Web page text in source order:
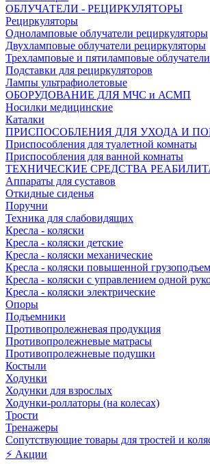
ОБЛУЧАТЕЛИ - РЕЦИРКУЛЯТОРЫ
Рециркуляторы
Одноламповые облучатели рециркуляторы
Двухламповые облучатели рециркуляторы
Трехламповые и пятиламповые
Подставки для рециркуляторов
Лампы ультрафиолетовые
ОБОРУДОВАНИЕ ДЛЯ МЧС и АСМП
Носилки медицинские
Каталки
ПРИСПОСОБЛЕНИЯ ДЛЯ УХОДА И
Приспособления для туалетной комнаты
Приспособления для ванной комнаты
ТЕХНИЧЕСКИЕ СРЕДСТВА
Аппараты для суставов
Откидные сиденья
Поручни
Техника для слабовидящих
Кресла - коляски
Кресла - коляски детские
Кресла - коляски механические
Кресла - коляски повышенной
Кресла - коляски с управлением одной
Кресла - коляски электрические
Опоры
Подъемники
Противопролежневая продукция
Противопролежневые матрасы
Противопролежневые подушки
Костыли
Ходунки
Ходунки для взрослых
Ходунки-роллаторы (на колесах)
Трости
Тренажеры
Сопутствующие товары для тростей и
⚡ Акции